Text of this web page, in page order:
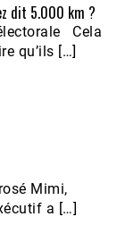
dit 5.000 km ?
Cela
qu’ils […]
Mimi,
a […]